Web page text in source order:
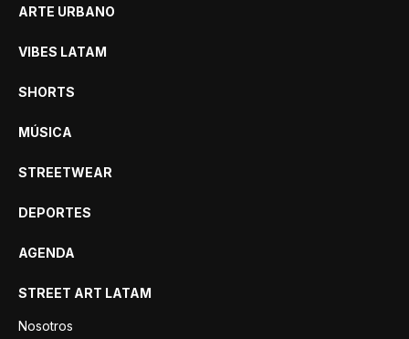
ARTE URBANO
VIBES LATAM
SHORTS
MÚSICA
STREETWEAR
DEPORTES
AGENDA
STREET ART LATAM
Nosotros